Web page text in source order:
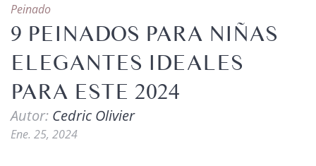
Peinado
9 PEINADOS PARA NIÑAS
ELEGANTES IDEALES
PARA ESTE 2024
Autor: Cedric Olivier
Ene. 25, 2024